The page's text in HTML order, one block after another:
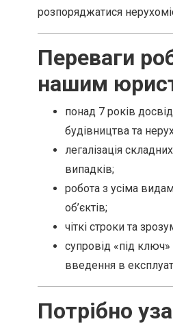
розпоряджатися
Переваги
нашим
понад 7 років
будівництва та
легалізація
випадків;
робота з усіма
об’єктів;
чіткі строки та
супровід «під ключ»
введення в
Потрібно